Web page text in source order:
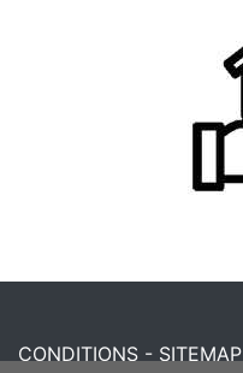
CONDITIONS - SITEMAP